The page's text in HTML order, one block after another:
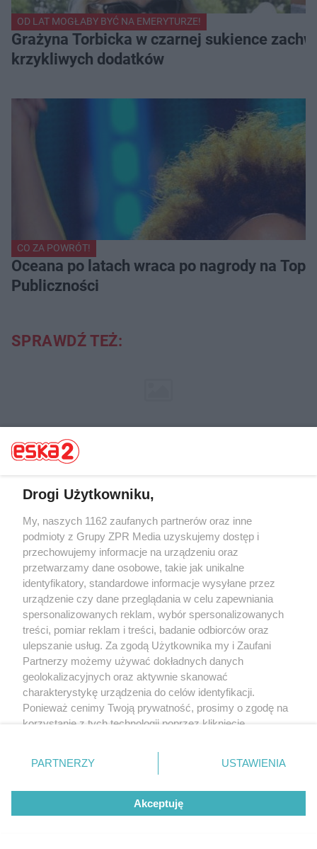
OD LAT MOGŁABY BYĆ NA EMERYTURZE!
Grażyna Torbicka w czarnej sukience
krzykliwych dodatków
CO ZA POWRÓT!
Oceana po latach wraca po nagrody na Top
Publiczności
SPRAWDŹ TEŻ:
NAJNOWSZE:
Nie remont ani nie nowe meble.
Ponad 70% osób twierdzi, że sam
mieszkanie staje się domem
Drogi Użytkowniku,
My, naszych 1162 zaufanych partnerów oraz inne
podmioty z Grupy ZPR Media uzyskujemy dostęp i
przechowujemy informacje na urządzeniu oraz
przetwarzamy dane osobowe, takie jak unikalne
identyfikatory, standardowe informacje wysyłane przez
urządzenie czy dane przeglądania w celu zapewniania
spersonalizowanych reklam, wybór spersonalizowanych
treści, pomiar reklam i treści, badanie odbiorców oraz
ulepszanie usług. Za zgodą Użytkownika my i Zaufani
Partnerzy możemy używać dokładnych danych
geolokalizacyjnych oraz aktywnie skanować
charakterystykę urządzenia do celów identyfikacji.
Ponieważ cenimy Twoją prywatność, prosimy o zgodę na
korzystanie z tych technologii poprzez kliknięcie
zmienić/wycofać klikając przycisk ustawień prywatności
znajdujący się w lewym dolnym rogu strony
rodzaje przetwarzania danych nie wymagają zgody
użytkownika, ale masz prawo sprzeciwić się takiemu
przetwarzaniu. Preferencje będą miały zastosowanie tylko
PARTNERZY USTAWIENIA
Akceptuję